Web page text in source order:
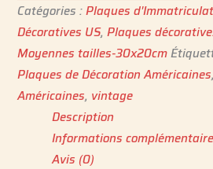
Catégories :Plaques
Décoratives US,Plaques
Moyennes tailles-30x20cm
Plaques de Décoration Américaines,
Américaines, vintage
Description
Informations
Avis (0)